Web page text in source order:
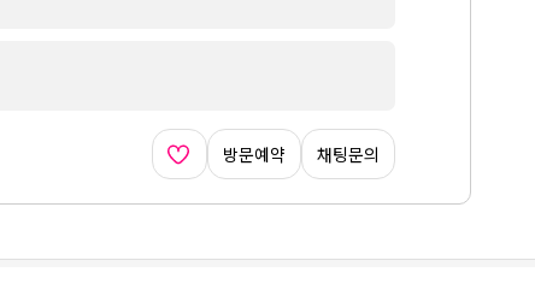
방문예약 채팅문의